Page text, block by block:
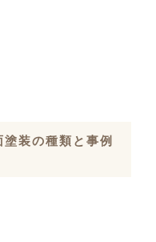
装の種類と事例